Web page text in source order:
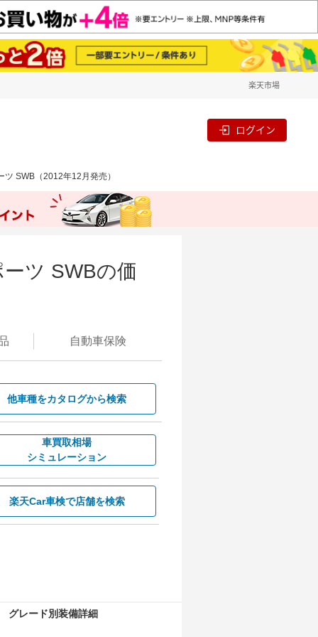
楽天市場
ログイン
SWB（2012年12月発売）
ツ SWBの価
自動車保険
他車種をカタログから検索
車買取相場
シミュレーション
楽天Car車検で店舗を検索
グレード別装備詳細